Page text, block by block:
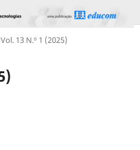
Vol. 13 N.º 1 (2025)